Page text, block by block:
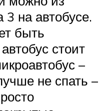
3 на автобусе.
быть
стоит
–
не спать –